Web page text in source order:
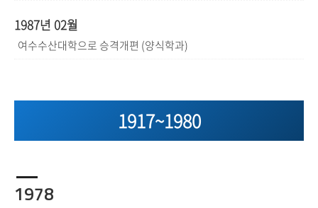
1987년 02월
여수수산대학으로 승격개편 (양식학과)
1917~1980
1978